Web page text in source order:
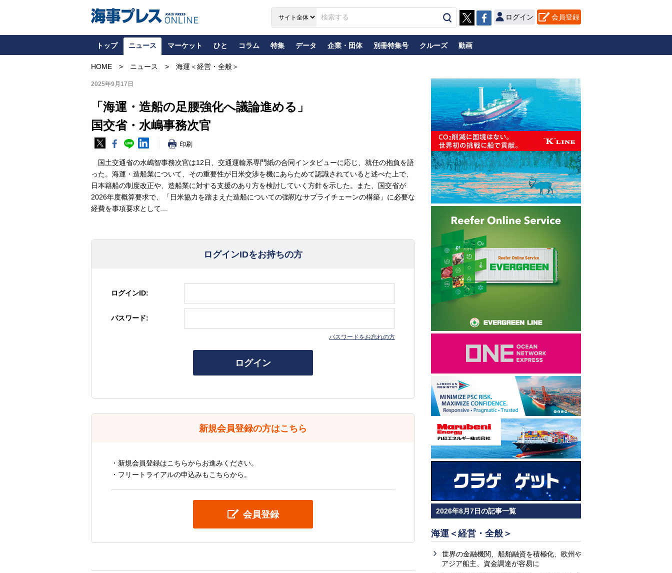
ログイン 会員登録
トップ ニュース マーケット ひと コラム 特集 データ 企業・団体 別冊特集号 クルーズ 動画
HOME ニュース 海運＜経営・全般＞
2025年9月17日
「海運・造船の足腰強化へ議論進める」
国交省・水嶋事務次官
印刷
国土交通省の水嶋智事務次官は12日、交通運輸系専門紙の合同インタビューに応じ、就任の抱負を語
った。海運・造船業について、その重要性が日米交渉を機にあらためて認識されていると述べた上で、
日本籍船の制度改正や、造船業に対する支援のあり方を検討していく方針を示した。また、国交省が
2026年度概算要求で、「日米協力を踏まえた造船についての強靭なサプライチェーンの構築」に必要な
経費を事項要求として...
ログインIDをお持ちの方
ログインID:
パスワード:
パスワードをお忘れの方
ログイン
新規会員登録の方はこちら
・新規会員登録はこちらからお進みください。
・フリートライアルの申込みもこちらから。
会員登録 2026年8月7日の記事一覧
海運＜経営・全般＞
世界の金融機関、船舶融資を積極化、欧州や
アジア船主、資金調達が容易に